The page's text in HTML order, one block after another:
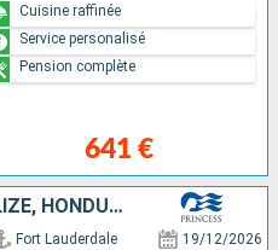
641 €
Cuisine raffinée
Service personalisé
Pension complète
ÉTATS-UNIS, MEXIQUE, BELIZE, HONDURAS
Fort Lauderdale 19/12/2026